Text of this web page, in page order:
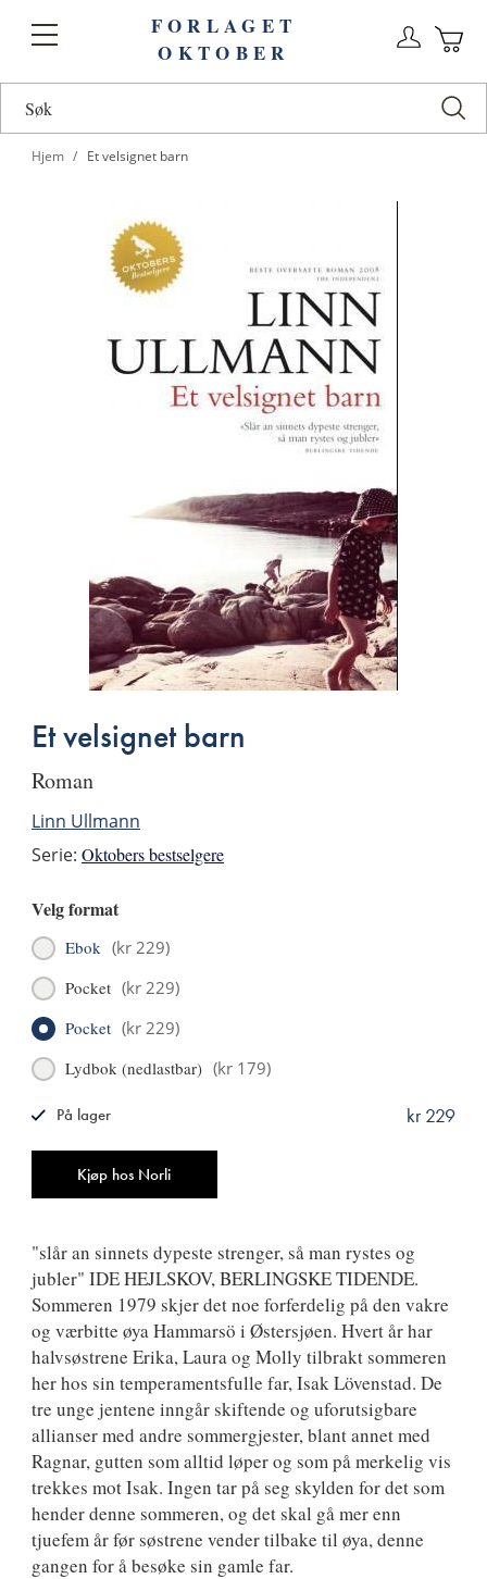
Toggle
FORLAGET
OKTOBER
Hjem Et velsignet barn
Et velsignet barn
roman
Linn Ullmann
Serie: Oktobers bestselgere
Velg format
Ebok (kr 229)
Pocket (kr 229)
Pocket (kr 229)
Lydbok (nedlastbar) (kr 179)
Kjøp hos Norli
kr 229
På lager
"slår an sinnets dypeste strenger, så man rystes og
jubler" IDE HEJLSKOV, BERLINGSKE TIDENDE.
Sommeren 1979 skjer det noe forferdelig på den vakre
og værbitte øya Hammarsö i Østersjøen. Hvert år har
halvsøstrene Erika, Laura og Molly tilbrakt sommeren
her hos sin temperamentsfulle far, Isak Lövenstad. De
tre unge jentene inngår skiftende og uforutsigbare
allianser med andre sommergjester, blant annet med
Ragnar, gutten som alltid løper og som på merkelig vis
trekkes mot Isak. Ingen tar på seg skylden for det som
hender denne sommeren, og det skal gå mer enn
tjuefem år før søstrene vender tilbake til øya, denne
gangen for å besøke sin gamle far.